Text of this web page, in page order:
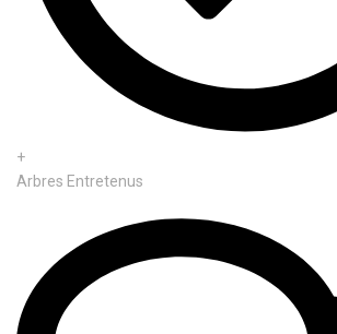
+
Arbres Entretenus